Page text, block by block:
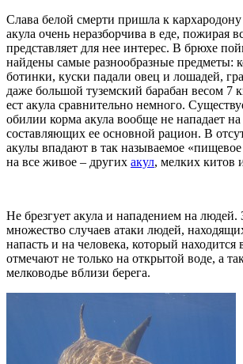
Слава белой смерти пришла к
акула очень неразборчива в еде, пожирая
представляет для нее интерес. В брюхе
найдены самые разнообразные предметы:
ботинки, куски падали овец и лошадей,
даже большой туземский барабан весом 7
ест акула сравнительно немного.
обилии корма акула вообще не нападает
составляющих ее основной рацион. В
акулы впадают в так называемое
на все живое – других акул, мелких китов
Не брезгует акула и нападением на
множество случаев атаки людей,
напасть и на человека, который
отмечают не только на открытой воде, а
мелководье вблизи берега.